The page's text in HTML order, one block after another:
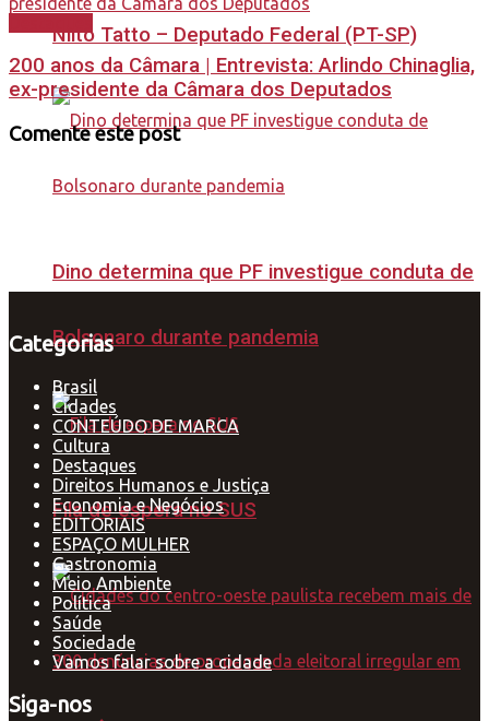
Nilto Tatto – Deputado Federal (PT-SP)
Dino determina que PF investigue conduta de
Bolsonaro durante pandemia
Fila de espera no SUS
200 anos da Câmara | Entrevista: Arlindo Chinaglia,
ex-presidente da Câmara dos Deputados
Comente este post
Categorias
Brasil
Cidades
CONTEÚDO DE MARCA
Cultura
Destaques
Direitos Humanos e Justiça
Economia e Negócios
EDITORIAIS
ESPAÇO MULHER
Gastronomia
Meio Ambiente
Política
Saúde
Sociedade
Vamos falar sobre a cidade
Siga-nos